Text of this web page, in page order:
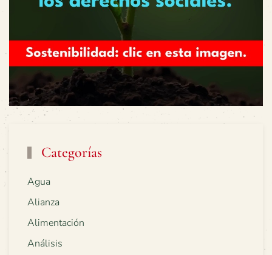
Categorías
Agua
Alianza
Alimentación
Análisis